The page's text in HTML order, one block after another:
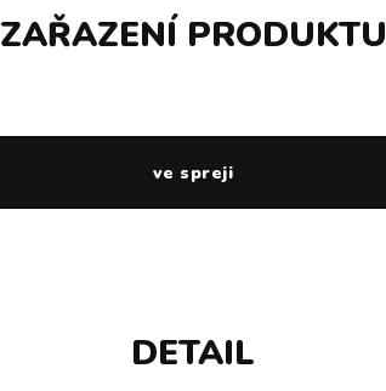
ZAŘAZENÍ PRODUKTU
ve spreji
DETAIL